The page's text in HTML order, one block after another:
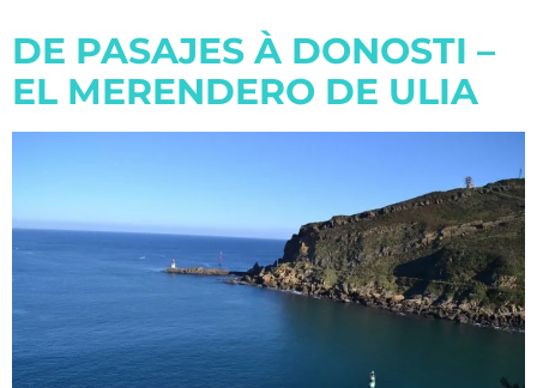
DE PASAJES À DONOSTI –
EL MERENDERO DE ULIA